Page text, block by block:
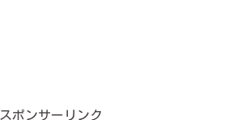
スポンサーリンク